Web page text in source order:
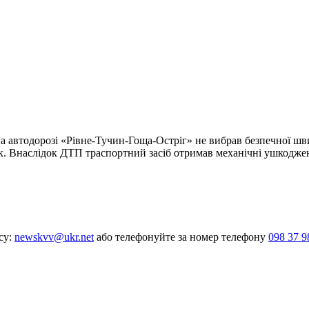
«Рівне-Тучин-Гоща-Остріг» не вибрав безпечної
ДТП траспортний засіб отримав механічні
newskvv@ukr.netабо телефонуйте за номер телефону 098 37